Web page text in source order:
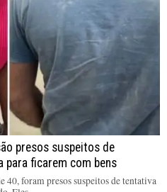
presos suspeitos de
ficarem com bens
40, foram presos suspeitos de tentativa